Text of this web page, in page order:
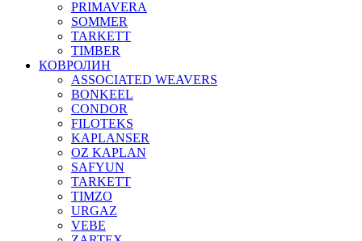
PRIMAVERA
SOMMER
TARKETT
TIMBER
КОВРОЛИН
ASSOCIATED WEAVERS
BONKEEL
CONDOR
FILOTEKS
KAPLANSER
OZ KAPLAN
SAFYUN
TARKETT
TIMZO
URGAZ
VEBE